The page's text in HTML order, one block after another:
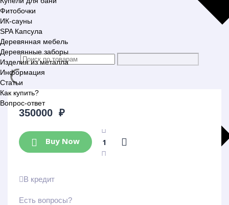
Фитобочки
ИК-сауны
SPA Капсула
Деревянная мебель
Деревянные заборы
Изделия из металла
Информация
Статьи
Как купить?
Вопрос-ответ
350000 ₽
Buy Now
В кредит
Есть вопросы?